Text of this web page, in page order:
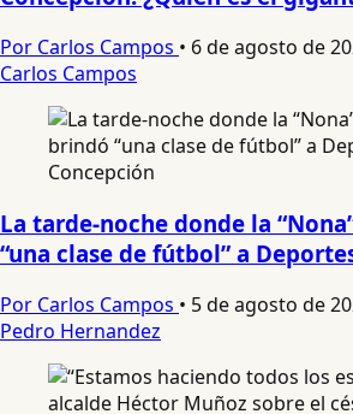
Por Carlos Campos • 6 de agosto de
Carlos Campos
La tarde-noche donde la
“una clase de fútbol” a
Por Carlos Campos • 5 de agosto de
Pedro Hernandez